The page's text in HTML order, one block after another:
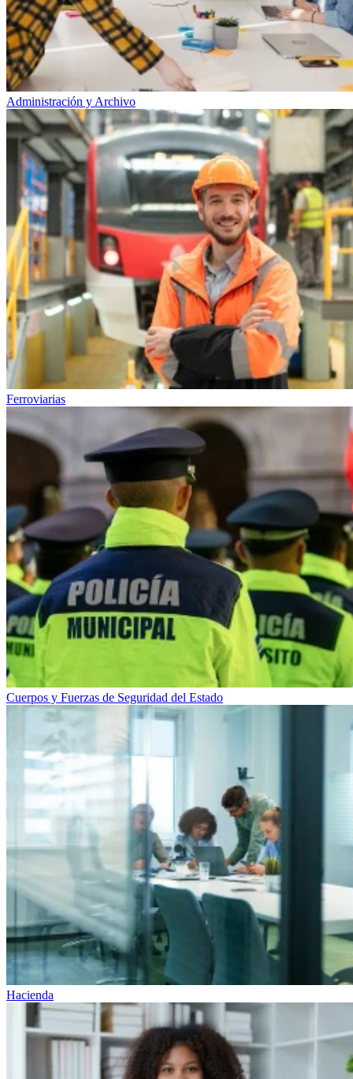
Administración y Archivo
Ferroviarias
Cuerpos y Fuerzas de Seguridad del Estado
Hacienda